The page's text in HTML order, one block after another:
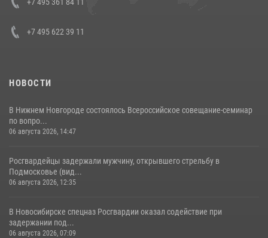
+7 495 622 39 11
НОВОСТИ
В Нижнем Новгороде состоялось Всероссийское совещание-семинар
по вопро...
06 августа 2026, 14:47
Росгвардейцы задержали мужчину, открывшего стрельбу в
Подмосковье (вид...
06 августа 2026, 12:35
В Новосибирске спецназ Росгвардии оказал содействие при
задержании под...
06 августа 2026, 07:09